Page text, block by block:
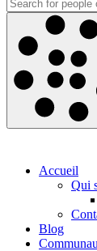
Accueil
Qui
Blog